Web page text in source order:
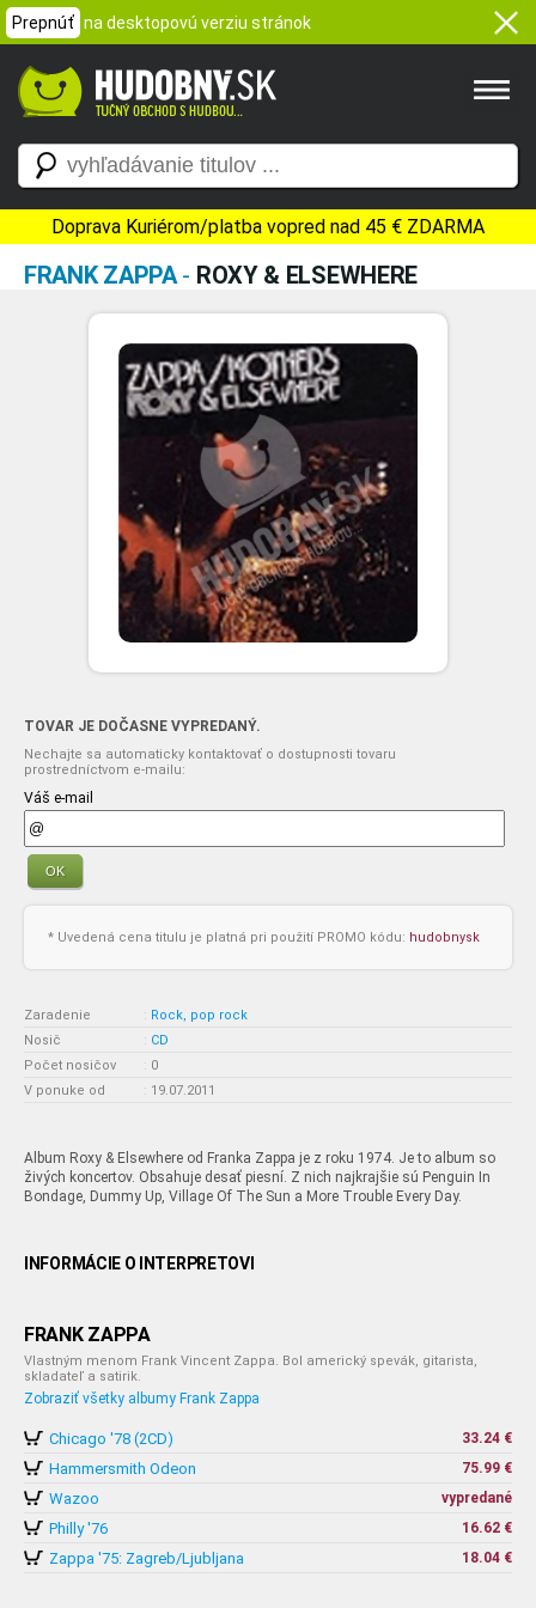
Prepnúť na desktopovú verziu stránok
Doprava Kuriérom/platba vopred nad 45 € ZDARMA
FRANK ZAPPA- ROXY & ELSEWHERE
TOVAR JE DOČASNE VYPREDANÝ.
Nechajte sa automaticky kontaktovať o dostupnosti tovaru
prostredníctvom e-mailu:
Váš e-mail
OK
* Uvedená cena titulu je platná pri použití PROMO kódu: hudobnysk
Zaradenie : Rock, pop rock
Nosič
: CD
Počet nosičov
: 0
V ponuke od
: 19.07.2011
Album Roxy & Elsewhere od Franka Zappa je z roku 1974. Je to album so
živých koncertov. Obsahuje desať piesní. Z nich najkrajšie sú Penguin In
Bondage, Dummy Up, Village Of The Sun a More Trouble Every Day.
INFORMÁCIE O INTERPRETOVI
FRANK ZAPPA
Vlastným menom Frank Vincent Zappa. Bol americký spevák, gitarista,
skladateľ a satirik.
Zobraziť všetky albumy Frank Zappa
Chicago '78 (2CD) 33.24 €
Hammersmith Odeon 75.99 €
Wazoo vypredané
Philly '76 16.62 €
Zappa '75: Zagreb/Ljubljana 18.04 €